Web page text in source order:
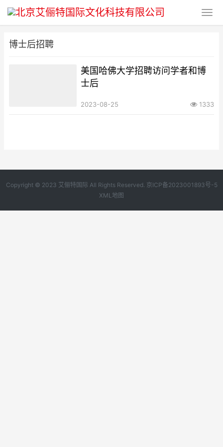
博士后招聘
美国哈佛大学招聘访问学者和博
士后
2023-08-25 1333
Copyright © 2023 艾俪特国际 All Rights Reserved. 京ICP备2023001893号-5
XML地图